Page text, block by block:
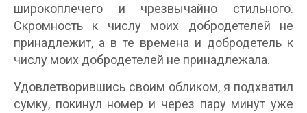
широкоплечего и чрезвычайно стильного.
Скромность к числу моих добродетелей не
принадлежит, а в те времена и добродетель к
числу моих добродетелей не принадлежала.
Удовлетворившись своим обликом, я подхватил
сумку, покинул номер и через пару минут уже